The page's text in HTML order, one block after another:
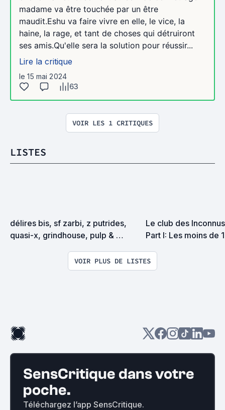
madame va être touchée par un être
maudit.Eshu va faire vivre en elle, le vice, la
haine, la rage, et tant de choses qui détruiront
ses amis.Qu'elle sera la solution pour réussir...
Lire la critique
le 15 mai 2024
63
VOIR LES 1 CRITIQUES
LISTES
délires bis, sf zarbi, z putrides,
quasi-x, grindhouse, pulp &
Le club des
Part I: Les moins de
VOIR PLUS DE LISTES
SensCritique dans votre
poche.
Téléchargez l’app SensCritique.